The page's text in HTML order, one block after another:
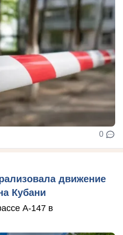
0
движение
Кубани
А-147 в